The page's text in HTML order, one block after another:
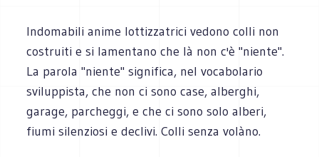
Indomabili anime lottizzatrici vedono colli non
costruiti e si lamentano che là non c'è "niente".
La parola "niente" significa, nel vocabolario
sviluppista, che non ci sono case, alberghi,
garage, parcheggi, e che ci sono solo alberi,
fiumi silenziosi e declivi. Colli senza volàno.